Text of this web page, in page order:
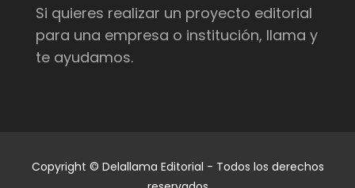
Si quieres realizar un proyecto editorial
para una empresa o institución, llama y
te ayudamos.
Copyright © Delallama Editorial - Todos los derechos